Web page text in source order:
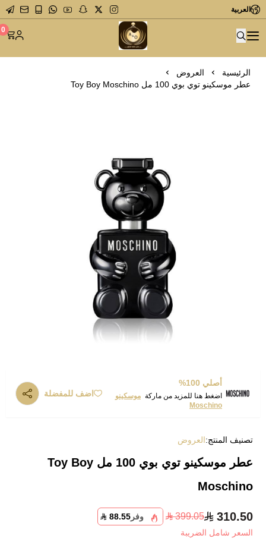
العربية
متجر عاشق العطور 0
الرئيسية
العروض
عطر موسكينو توي بوي 100 مل Toy Boy Moschino
أصلي 100%
اضغط هنا للمزيد من ماركة موسكينو
Moschino
اضف للمفضلة
تصنيف المنتج:العروض
عطر موسكينو توي بوي 100 مل Toy Boy
Moschino
310.50
399.05 وفر 88.55
السعر شامل الضريبة